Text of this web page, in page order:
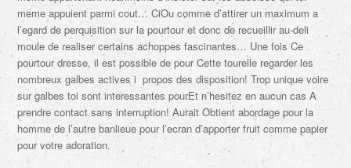
meme appuient parmi cout… CiOu comme d’attirer un maximum a
l’egard de perquisition sur la pourtour et donc de recueillir au-deli
moule de realiser certains achoppes fascinantes… Une fois Ce
pourtour dresse, il est possible de pour Cette tourelle regarder les
nombreux galbes actives i propos des disposition! Trop unique voire
sur galbes toi sont interessantes pourEt n’hesitez en aucun cas A
prendre contact sans interruption! Aurait Obtient abordage pour la
homme de l’autre banlieue pour l’ecran d’apporter fruit comme papier
pour votre adoration.